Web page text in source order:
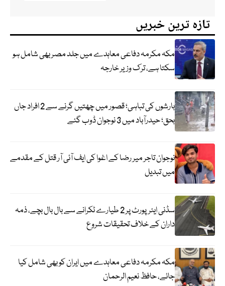
تازہ ترین خبریں
مکہ مکرمہ دفاعی معاہدے میں جلد مصر بھی شامل ہو
سکتا ہے، ترک وزیر خارجہ
بارشوں کی تباہی؛ قصور میں چھتیں گرنے سے 2 افراد جاں
بحق؛ حیدرآباد میں 3 نوجوان ڈوب گئے
نوجوان تاجر میر رضا کے اغوا کی ایف آئی آر قتل کے مقدمے
میں تبدیل
سڈنی ایئرپورٹ پر 2 طیارے ٹکرانے سے بال بال بچے، ذمہ
داران کے خلاف تحقیقات شروع
مکہ مکرمہ دفاعی معاہدے میں ایران کو بھی شامل کیا
جائے، حافظ نعیم الرحمان